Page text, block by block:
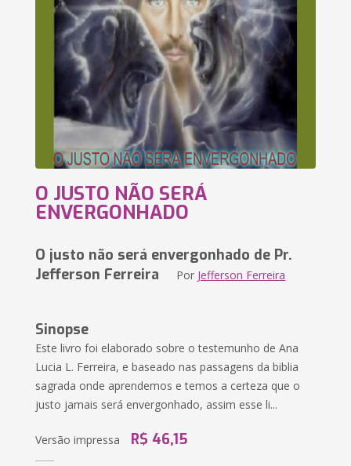
O JUSTO NÃO SERÁ
ENVERGONHADO
O justo não será envergonhado de Pr.
Jefferson Ferreira Por Jefferson Ferreira
Sinopse
Este livro foi elaborado sobre o testemunho de Ana
Lucia L. Ferreira, e baseado nas passagens da biblia
sagrada onde aprendemos e temos a certeza que o
justo jamais será envergonhado, assim esse li...
Versão impressa R$ 46,15